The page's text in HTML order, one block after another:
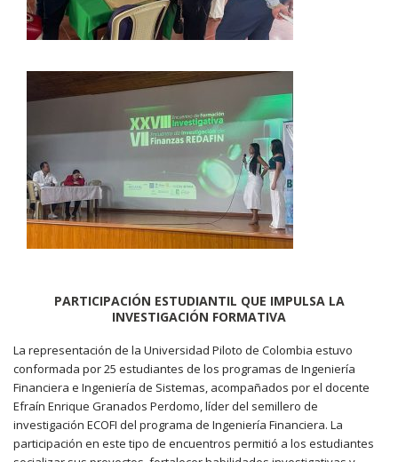
PARTICIPACIÓN ESTUDIANTIL QUE IMPULSA LA
INVESTIGACIÓN FORMATIVA
La representación de la Universidad Piloto de Colombia estuvo
conformada por 25 estudiantes de los programas de Ingeniería
Financiera e Ingeniería de Sistemas, acompañados por el docente
Efraín Enrique Granados Perdomo, líder del semillero de
investigación ECOFI del programa de Ingeniería Financiera. La
participación en este tipo de encuentros permitió a los estudiantes